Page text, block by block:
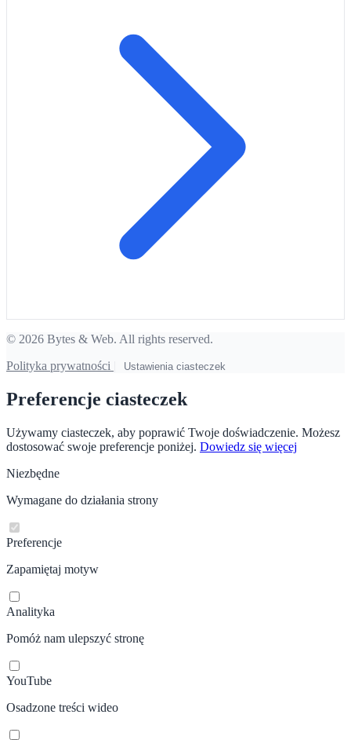
© 2026 Bytes & Web. All rights reserved.
Polityka prywatności
Ustawienia ciasteczek
Preferencje ciasteczek
Używamy ciasteczek, aby poprawić Twoje doświadczenie. Możesz
dostosować swoje preferencje poniżej. Dowiedz się więcej
Niezbędne
Wymagane do działania strony
Preferencje
Zapamiętaj motyw
Analityka
Pomóż nam ulepszyć stronę
YouTube
Osadzone treści wideo